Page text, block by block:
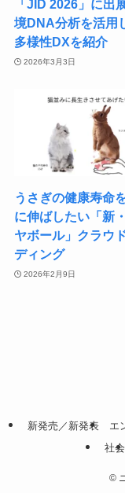
「JID 2026」に出
境DNA分析を活用
多様性DXを紹介
2026年3月3日
うさぎの健康寿命
に伸ばしたい「新
ヤボール」クラウ
ディング
2026年2月9日
新発売／新発表 エ
社会
©